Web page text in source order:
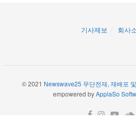
기사제보 회사
© 2021 Newswave25 무단전재, 재배포
empowered byApplaSo